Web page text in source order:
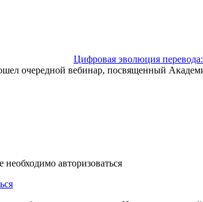
Цифровая эволюция
очередной вебинар, посвященный
авторизоваться